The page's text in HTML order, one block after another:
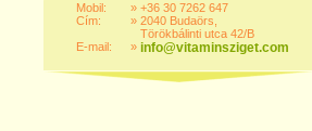
Mobil:
Cím:
E-mail:
»
»
»
+36 30 7262 647
2040 Budaörs,
Törökbálinti utca 42/B
info@vitaminsziget.com